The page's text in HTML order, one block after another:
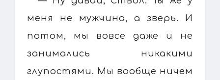
меня не мужчина, а зверь. И
потом, мы вовсе даже и не
занимались никакими
глупостями. Мы вообще ничем